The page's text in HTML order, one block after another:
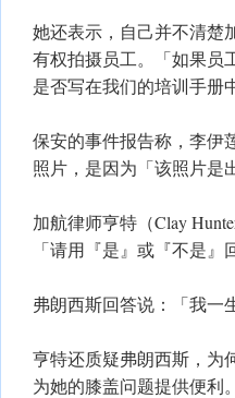
她还表示，自己并不清楚
有权拍摄员工。「如果员
是否写在我们的培训手册
保安的事件报告称，李伊
照片，是因为「该照片是
加航律师亨特（Clay
「请用『是』或『不是
弗朗西斯回答说：「我一
亨特还质疑弗朗西斯，为
为她的膝盖问题提供便利